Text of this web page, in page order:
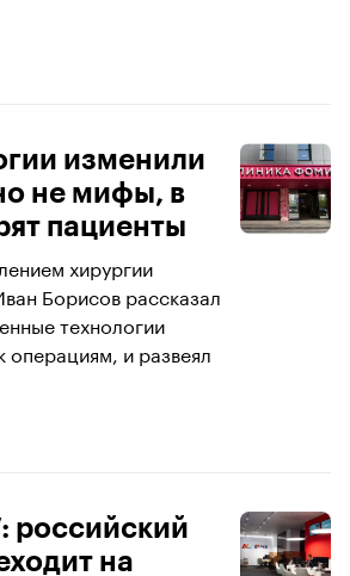
изменили
не мифы, в
пациенты
хирургии
Борисов рассказал
технологии
операциям, и развеял
российский
на